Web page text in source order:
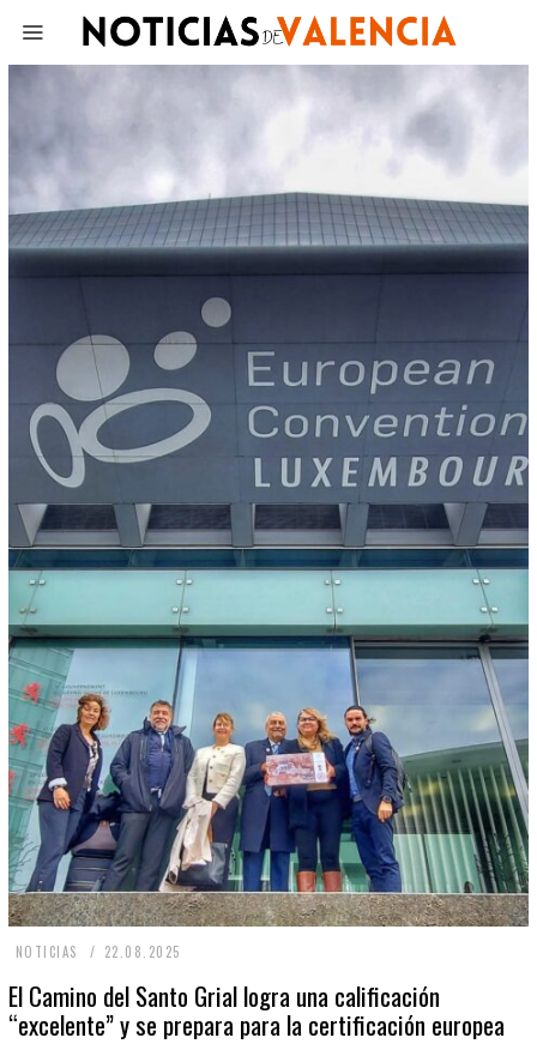
NOTICIAS 22.08.2025
.
El Camino del Santo Grial logra una calificación
“excelente” y se prepara para la certificación europea